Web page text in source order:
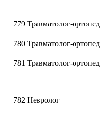
779 Травматолог-ортопед
780 Травматолог-ортопед
781 Травматолог-ортопед
782 Невролог